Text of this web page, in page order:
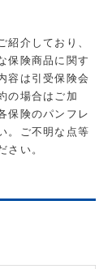
介しており、
保険商品に関す
容は引受保険会
の場合はご加
保険のパンフレ
。ご不明な点等
い。